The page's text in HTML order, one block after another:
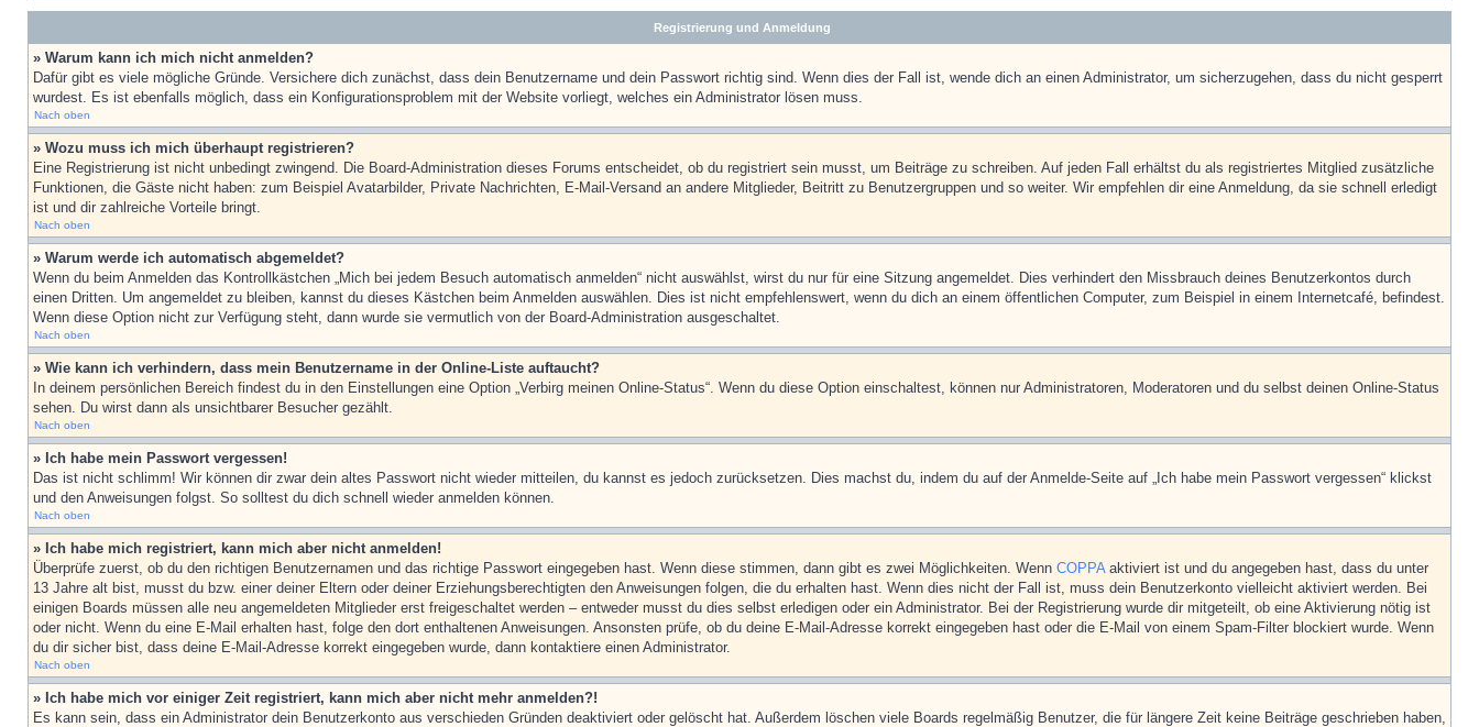
Registrierung und Anmeldung
» Warum kann ich mich nicht anmelden?
Dafür gibt es viele mögliche Gründe. Versichere dich zunächst, dass dein Benutzername und dein Passwort richtig sind. Wenn dies der Fall ist, wende dich an einen Administrator, um sicherzugehen, dass du nicht gesperrt
wurdest. Es ist ebenfalls möglich, dass ein Konfigurationsproblem mit der Website vorliegt, welches ein Administrator lösen muss.
Nach oben
» Wozu muss ich mich überhaupt registrieren?
Eine Registrierung ist nicht unbedingt zwingend. Die Board-Administration dieses Forums entscheidet, ob du registriert sein musst, um Beiträge zu schreiben. Auf jeden Fall erhältst du als registriertes Mitglied zusätzliche
Funktionen, die Gäste nicht haben: zum Beispiel Avatarbilder, Private Nachrichten, E-Mail-Versand an andere Mitglieder, Beitritt zu Benutzergruppen und so weiter. Wir empfehlen dir eine Anmeldung, da sie schnell erledigt
ist und dir zahlreiche Vorteile bringt.
Nach oben
» Warum werde ich automatisch abgemeldet?
Wenn du beim Anmelden das Kontrollkästchen „Mich bei jedem Besuch automatisch anmelden“ nicht auswählst, wirst du nur für eine Sitzung angemeldet. Dies verhindert den Missbrauch deines Benutzerkontos durch
einen Dritten. Um angemeldet zu bleiben, kannst du dieses Kästchen beim Anmelden auswählen. Dies ist nicht empfehlenswert, wenn du dich an einem öffentlichen Computer, zum Beispiel in einem Internetcafé, befindest.
Wenn diese Option nicht zur Verfügung steht, dann wurde sie vermutlich von der Board-Administration ausgeschaltet.
Nach oben
» Wie kann ich verhindern, dass mein Benutzername in der Online-Liste auftaucht?
In deinem persönlichen Bereich findest du in den Einstellungen eine Option „Verbirg meinen Online-Status“. Wenn du diese Option einschaltest, können nur Administratoren, Moderatoren und du selbst deinen Online-Status
sehen. Du wirst dann als unsichtbarer Besucher gezählt.
Nach oben
» Ich habe mein Passwort vergessen!
Das ist nicht schlimm! Wir können dir zwar dein altes Passwort nicht wieder mitteilen, du kannst es jedoch zurücksetzen. Dies machst du, indem du auf der Anmelde-Seite auf „Ich habe mein Passwort vergessen“ klickst
und den Anweisungen folgst. So solltest du dich schnell wieder anmelden können.
Nach oben
» Ich habe mich registriert, kann mich aber nicht anmelden!
Überprüfe zuerst, ob du den richtigen Benutzernamen und das richtige Passwort eingegeben hast. Wenn diese stimmen, dann gibt es zwei Möglichkeiten. Wenn COPPAaktiviert ist und du angegeben hast, dass du unter
13 Jahre alt bist, musst du bzw. einer deiner Eltern oder deiner Erziehungsberechtigten den Anweisungen folgen, die du erhalten hast. Wenn dies nicht der Fall ist, muss dein Benutzerkonto vielleicht aktiviert werden. Bei
einigen Boards müssen alle neu angemeldeten Mitglieder erst freigeschaltet werden – entweder musst du dies selbst erledigen oder ein Administrator. Bei der Registrierung wurde dir mitgeteilt, ob eine Aktivierung nötig ist
oder nicht. Wenn du eine E-Mail erhalten hast, folge den dort enthaltenen Anweisungen. Ansonsten prüfe, ob du deine E-Mail-Adresse korrekt eingegeben hast oder die E-Mail von einem Spam-Filter blockiert wurde. Wenn
du dir sicher bist, dass deine E-Mail-Adresse korrekt eingegeben wurde, dann kontaktiere einen Administrator.
Nach oben
» Ich habe mich vor einiger Zeit registriert, kann mich aber nicht mehr anmelden?!
Es kann sein, dass ein Administrator dein Benutzerkonto aus verschieden Gründen deaktiviert oder gelöscht hat. Außerdem löschen viele Boards regelmäßig Benutzer, die für längere Zeit keine Beiträge geschrieben haben,